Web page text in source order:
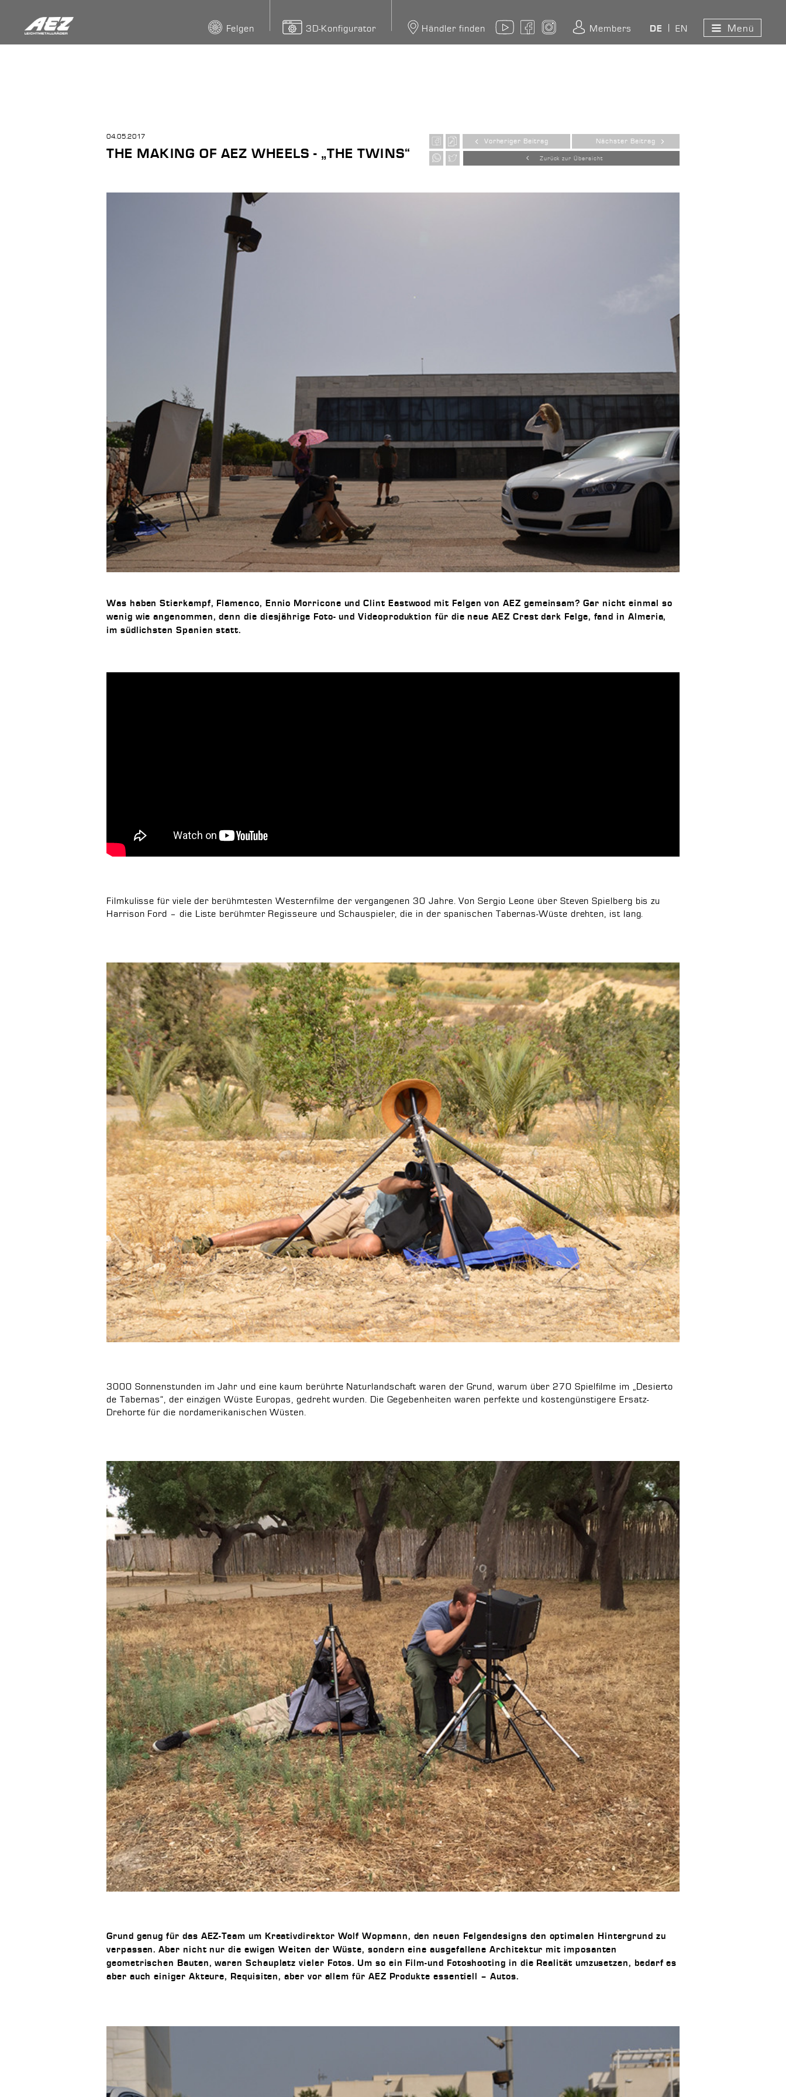
Felgen 3D-Konfigurator Händler finden YouTubeFacebookInstagramMembers DE EN Menü
Zurück zur Übersicht
Vorheriger Beitrag Nächster Beitrag
04.05.2017
THE MAKING OF AEZ WHEELS - „THE TWINS“
Was haben Stierkampf, Flamenco, Ennio Morricone und Clint Eastwood mit Felgen von AEZ gemeinsam? Gar nicht einmal so
wenig wie angenommen, denn die diesjährige Foto- und Videoproduktion für die neue AEZ Crest dark Felge, fand in Almeria,
im südlichsten Spanien statt.
Filmkulisse für viele der berühmtesten Westernfilme der vergangenen 30 Jahre. Von Sergio Leone über Steven Spielberg bis zu
Harrison Ford – die Liste berühmter Regisseure und Schauspieler, die in der spanischen Tabernas-Wüste drehten, ist lang.
3000 Sonnenstunden im Jahr und eine kaum berührte Naturlandschaft waren der Grund, warum über 270 Spielfilme im „Desierto
de Tabernas“, der einzigen Wüste Europas, gedreht wurden. Die Gegebenheiten waren perfekte und kostengünstigere Ersatz-
Drehorte für die nordamerikanischen Wüsten.
Grund genug für das AEZ-Team um Kreativdirektor Wolf Wopmann, den neuen Felgendesigns den optimalen Hintergrund zu
verpassen. Aber nicht nur die ewigen Weiten der Wüste, sondern eine ausgefallene Architektur mit imposanten
geometrischen Bauten, waren Schauplatz vieler Fotos. Um so ein Film-und Fotoshooting in die Realität umzusetzen, bedarf es
aber auch einiger Akteure, Requisiten, aber vor allem für AEZ Produkte essentiell – Autos.